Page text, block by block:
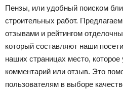
Пензы, или удобный поиском
строительных работ.
отзывами и рейтингом
который составляют наши
наших страницах место,
комментарий или отзыв. Это
пользователям в выборе